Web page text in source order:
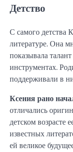
Детство
С самого детства
литературе. Она
показывала
инструментах.
поддерживали в
Ксения рано
отличались
детском возрасте
известных
ей великое